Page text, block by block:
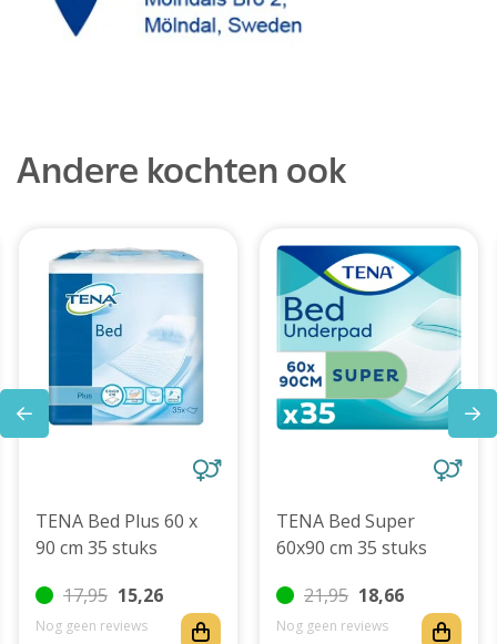
Andere kochten ook
TENA Bed Plus 60 x
90 cm 35 stuks
17,95 15,26
Nog geen reviews
TENA Bed Super
60x90 cm 35 stuks
21,95 18,66
Nog geen reviews